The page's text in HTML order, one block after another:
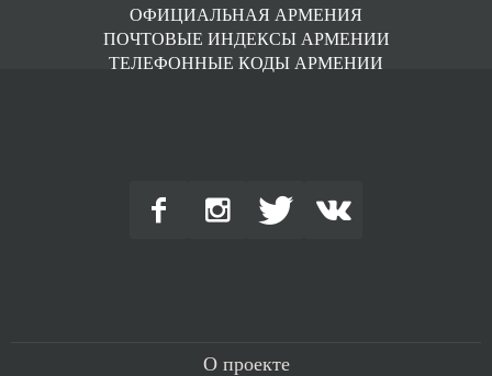
ОФИЦИАЛЬНАЯ АРМЕНИЯ
ПОЧТОВЫЕ ИНДЕКСЫ АРМЕНИИ
ТЕЛЕФОННЫЕ КОДЫ АРМЕНИИ
О проекте